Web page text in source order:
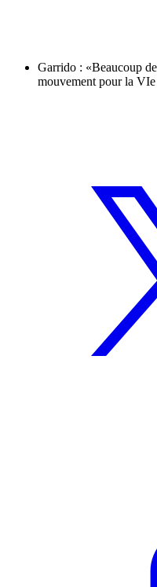
Garrido : «Beaucoup
mouvement pour la